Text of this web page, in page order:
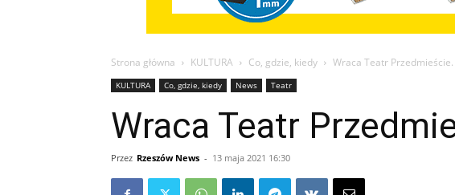
Strona główna KULTURA Co, gdzie, kiedy Wraca Teatr
KULTURA Co, gdzie, kiedy News Teatr
Wraca Teatr
Przez Rzeszów News - 13 maja 2021 16:30